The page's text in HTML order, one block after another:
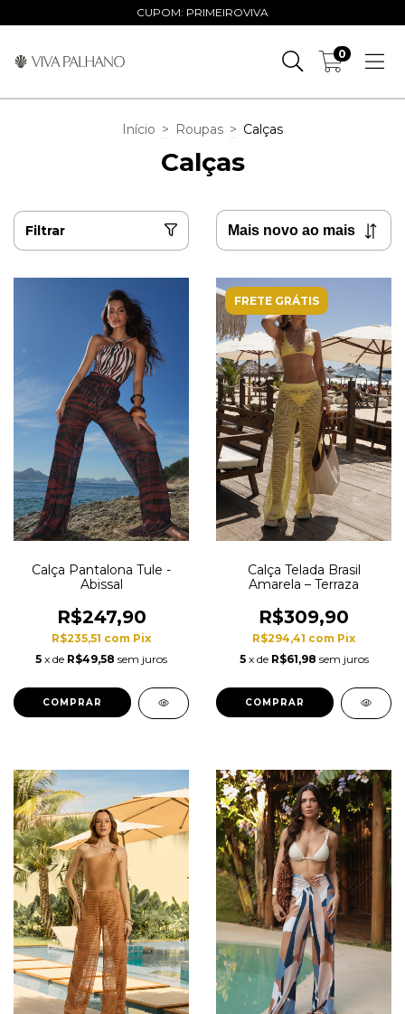
CUPOM: PRIMEIROVIVA
0
Início > Roupas > Calças
Calças
Filtrar
Calça Pantalona Tule -
Abissal
R$247,90
R$235,51 com Pix
5 x de R$49,58 sem juros
COMPRAR
FRETE GRÁTIS
Calça Telada Brasil
Amarela – Terraza
R$309,90
R$294,41 com Pix
5 x de R$61,98 sem juros
COMPRAR